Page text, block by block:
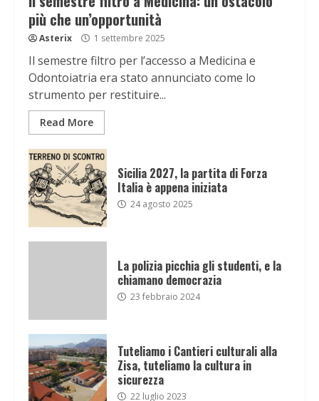
più che un’opportunità
Asterix 1 settembre 2025
Il semestre filtro per l’accesso a Medicina e
Odontoiatria era stato annunciato come lo
strumento per restituire...
Read More
Sicilia 2027, la partita di Forza
Italia è appena iniziata
24 agosto 2025
La polizia picchia gli studenti, e la
chiamano democrazia
23 febbraio 2024
Tuteliamo i Cantieri culturali alla
Zisa, tuteliamo la cultura in
sicurezza
22 luglio 2023